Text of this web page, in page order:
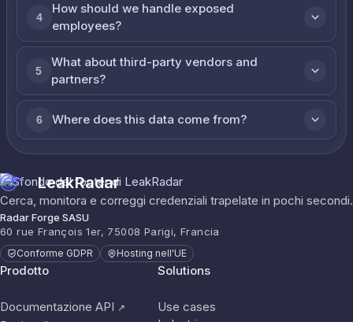
4
How should we handle exposed
employees?
5
What about third-party vendors and
partners?
6 Where does this data come from?
LeakRadar
Cerca, monitora e correggi credenziali trapelate in pochi secondi.
Radar Forge SASU
60 rue François 1er, 75008 Parigi, Francia
Conforme GDPR Hosting nell'UE
Prodotto
Documentazione API ↗
Solutions
Use cases